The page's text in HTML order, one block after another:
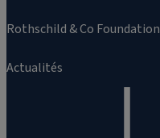
Rothschild & Co Foundation
Actualités